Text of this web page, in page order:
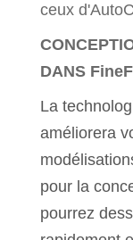
ceux
DANS
La
améliorera
pour la
pourrez